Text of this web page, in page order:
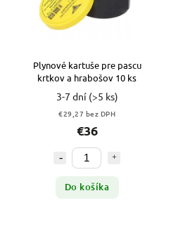
Plynové kartuše pre pascu
krtkov a hrabošov 10 ks
3-7 dní (>5 ks)
€29,27 bez DPH
€36
Do košíka